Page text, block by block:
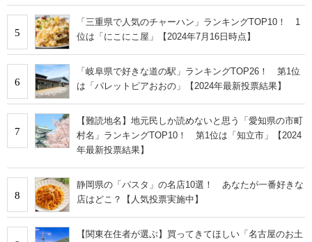
5
「三重県で人気のチャーハン」ランキングTOP10！ 1
位は「にこにこ屋」【2024年7月16日時点】
6
「岐阜県で好きな道の駅」ランキングTOP26！ 第1位
は「パレットピアおおの」【2024年最新投票結果】
7
【難読地名】地元民しか読めないと思う「愛知県の市町
村名」ランキングTOP10！ 第1位は「知立市」【2024
年最新投票結果】
8
静岡県の「パスタ」の名店10選！ あなたが一番好きな
店はどこ？【人気投票実施中】
【関東在住者が選ぶ】買ってきてほしい「名古屋のお土